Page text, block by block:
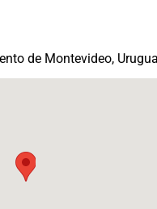
de Montevideo,